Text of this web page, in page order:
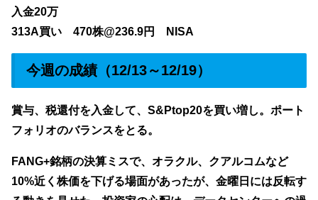
入金20万
313A買い 470株@236.9円 NISA
今週の成績（12/13～12/19）
賞与、税還付を入金して、S&Ptop20を買い増し。ポート
フォリオのバランスをとる。
FANG+銘柄の決算ミスで、オラクル、クアルコムなど
10%近く株価を下げる場面があったが、金曜日には反転す